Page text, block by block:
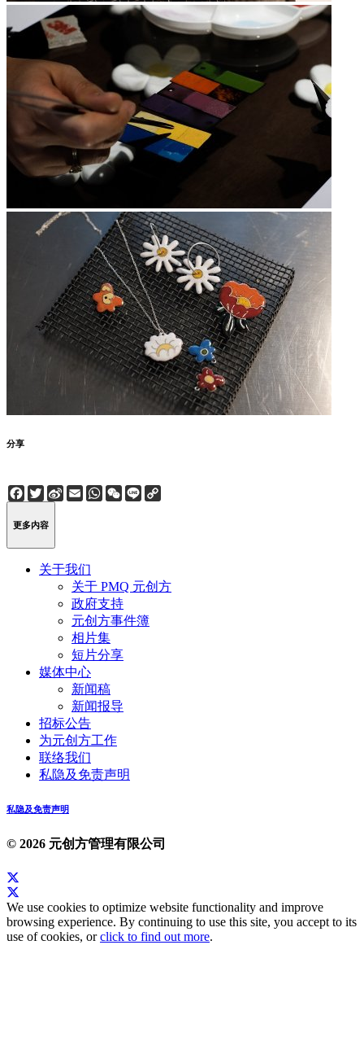
分享
Facebook
Twitter
Sina
Weibo
EmailWhatsApp
WeChat
Line
更多内容
关于我们
关于 PMQ 元创方
政府支持
元创方事件簿
相片集
短片分享
媒体中心
新闻稿
新闻报导
招标公告
为元创方工作
联络我们
私隐及免责声明
私隐及免责声明
© 2026 元创方管理有限公司
We use cookies to optimize website functionality and improve
browsing experience. By continuing to use this site, you accept to its
use of cookies, orclick to find out more.